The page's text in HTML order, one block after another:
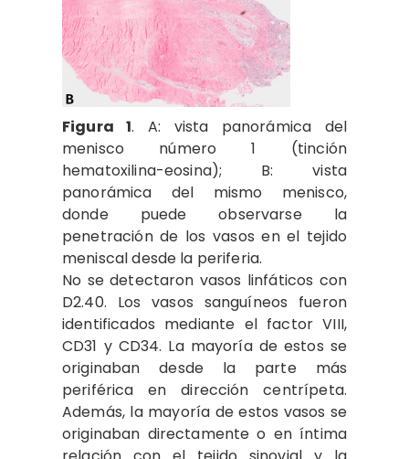
Figura 1. A: vista panorámica del
menisco número 1 (tinción
hematoxilina-eosina); B: vista
panorámica del mismo menisco,
donde puede observarse la
penetración de los vasos en el tejido
meniscal desde la periferia.
No se detectaron vasos linfáticos con
D2.40. Los vasos sanguíneos fueron
identificados mediante el factor VIII,
CD31 y CD34. La mayoría de estos se
originaban desde la parte más
periférica en dirección centrípeta.
Además, la mayoría de estos vasos se
originaban directamente o en íntima